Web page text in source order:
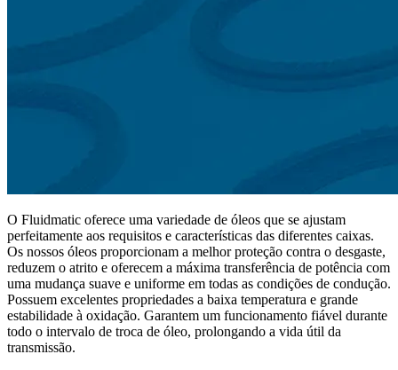
O Fluidmatic oferece uma variedade de óleos que se ajustam
perfeitamente aos requisitos e características das diferentes caixas.
Os nossos óleos proporcionam a melhor proteção contra o desgaste,
reduzem o atrito e oferecem a máxima transferência de potência com
uma mudança suave e uniforme em todas as condições de condução.
Possuem excelentes propriedades a baixa temperatura e grande
estabilidade à oxidação. Garantem um funcionamento fiável durante
todo o intervalo de troca de óleo, prolongando a vida útil da
transmissão.